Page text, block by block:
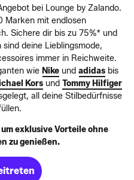
bei Lounge by Zalando.
Marken mit endlosen
Sichere dir bis zu 75%* und
deine Lieblingsmode,
immer in Reichweite.
wie Nike und adidas bis
Kors und Tommy Hilfiger
all deine Stilbedürfnisse
exklusive Vorteile ohne
zu genießen.